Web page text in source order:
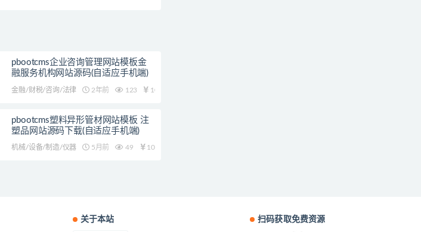
pbootcms企业咨询管理网站模板金
融服务机构网站源码(自适应手机端)
金融/财税/咨询/法律 2年前 123 10
pbootcms塑料异形管材网站模板 注
塑品网站源码下载(自适应手机端)
机械/设备/制造/仪器 5月前 49 10
关于本站 扫码获取免费资源